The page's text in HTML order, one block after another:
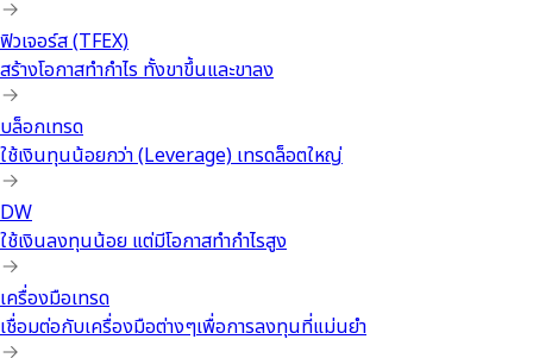
ฟิวเจอร์ส (TFEX)
สร้างโอกาสทำกำไร ทั้งขาขึ้นและขาลง
บล็อกเทรด
ใช้เงินทุนน้อยกว่า (Leverage) เทรดล็อตใหญ่
DW
ใช้เงินลงทุนน้อย แต่มีโอกาสทำกำไรสูง
เครื่องมือเทรด
เชื่อมต่อกับเครื่องมือต่างๆเพื่อการลงทุนที่แม่นยำ